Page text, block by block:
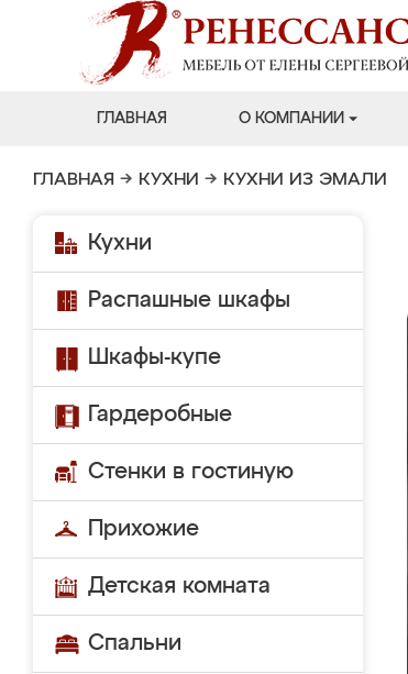
ГЛАВНАЯ О КОМПАНИИ
ГЛАВНАЯ → КУХНИ → КУХНИ ИЗ ЭМАЛИ
Кухни
Распашные шкафы
Шкафы-купе
Гардеробные
Стенки в гостиную
Прихожие
Детская комната
Спальни